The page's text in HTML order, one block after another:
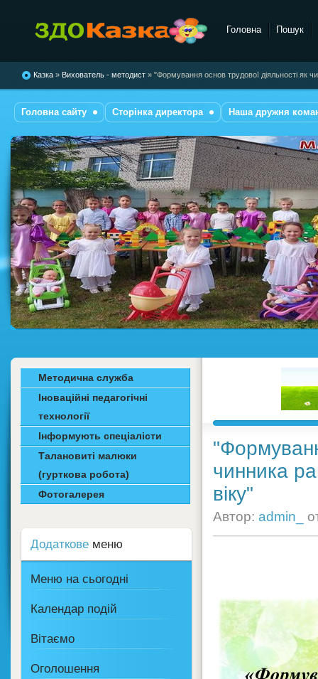
"Казка"
Головна Пошук
Казка » Вихователь - методист » "Формування основ трудової діяльності як
Головна сайту Сторінка директора Наша дружня
чинника
віку"
Автор: admin_
Методична служба
Іноваційні педагогічні
технології
Інформують спеціалісти
Талановиті малюки
(гурткова робота)
Фотогалерея
Додаткове меню
Меню на сьогодні
Календар подій
Вітаємо
Оголошення